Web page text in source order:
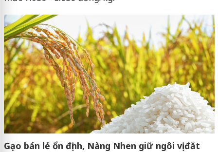
Gạo bán lẻ ổn định, Nàng Nhen giữ ngôi vị đắt